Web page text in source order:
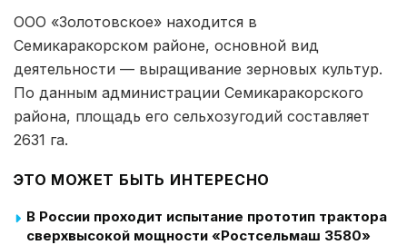
ООО «Золотовское» находится в
Семикаракорском районе, основной вид
деятельности — выращивание зерновых культур.
По данным администрации Семикаракорского
района, площадь его сельхозугодий составляет
2631 га.
ЭТО МОЖЕТ БЫТЬ ИНТЕРЕСНО
В России проходит испытание прототип трактора
сверхвысокой мощности «Ростсельмаш 3580»